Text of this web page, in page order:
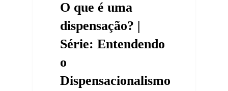
O que é uma
dispensação? |
Série: Entendendo
o
Dispensacionalismo